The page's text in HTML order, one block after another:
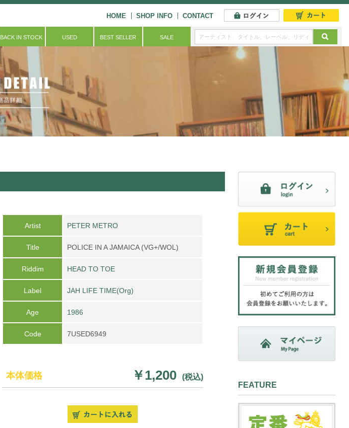
HOME SHOP INFO CONTACT
BACK IN STOCK USED BEST SELLER SALE
Artist PETER METRO
Title POLICE IN A JAMAICA (VG+/WOL)
Riddim HEAD TO TOE
Label JAH LIFE TIME(Org)
Age 1986
Code 7USED6949
本体価格 ￥1,200 (税込)
FEATURE